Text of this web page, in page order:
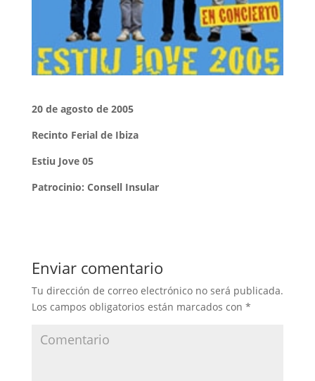
20 de agosto de 2005
Recinto Ferial de Ibiza
Estiu Jove 05
Patrocinio: Consell Insular
Enviar comentario
Tu dirección de correo electrónico no será publicada.
Los campos obligatorios están marcados con *